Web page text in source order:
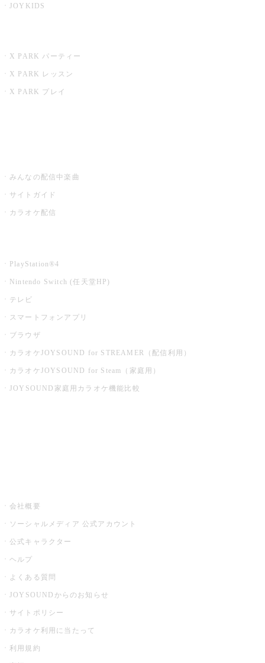
JOYKIDS
X PARK パーティー
X PARK レッスン
X PARK プレイ
みんなの配信中楽曲
サイトガイド
カラオケ配信
PlayStation®4
Nintendo Switch (任天堂HP)
テレビ
スマートフォンアプリ
ブラウザ
カラオケJOYSOUND for STREAMER（配信利用）
カラオケJOYSOUND for Steam（家庭用）
JOYSOUND家庭用カラオケ機能比較
会社概要
ソーシャルメディア 公式アカウント
公式キャラクター
ヘルプ
よくある質問
JOYSOUNDからのお知らせ
サイトポリシー
カラオケ利用に当たって
利用規約